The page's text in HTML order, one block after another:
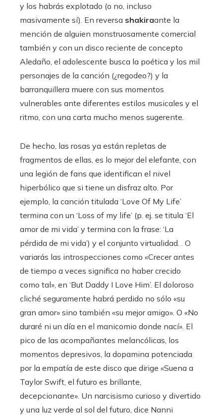
y los habrás explotado (o no, incluso
masivamente sí). En reversa shakiraante la
mención de alguien monstruosamente comercial
también y con un disco reciente de concepto
Aledaño, el adolescente busca la poética y los mil
personajes de la canción (¿regodeo?) y la
barranquillera muere con sus momentos
vulnerables ante diferentes estilos musicales y el
ritmo, con una carta mucho menos sugerente.
De hecho, las rosas ya están repletas de
fragmentos de ellas, es lo mejor del elefante, con
una legión de fans que identifican el nivel
hiperbólico que si tiene un disfraz alto. Por
ejemplo, la canción titulada ‘Love Of My Life’
termina con un ‘Loss of my life’ (p. ej. se titula ‘El
amor de mi vida’ y termina con la frase: ‘La
pérdida de mi vida’) y el conjunto virtualidad. . O
variarás las introspecciones como «Crecer antes
de tiempo a veces significa no haber crecido
como tal», en ‘But Daddy I Love Him’. El doloroso
cliché seguramente habrá perdido no sólo «su
gran amor» sino también «su mejor amigo». O «No
duraré ni un día en el manicomio donde nací». El
pico de las acompañantes melancólicas, los
momentos depresivos, la dopamina potenciada
por la empatía de este disco que dirige «Suena a
Taylor Swift, el futuro es brillante,
decepcionante». Un narcisismo curioso y divertido
y una luz verde al sol del futuro, dice Nanni